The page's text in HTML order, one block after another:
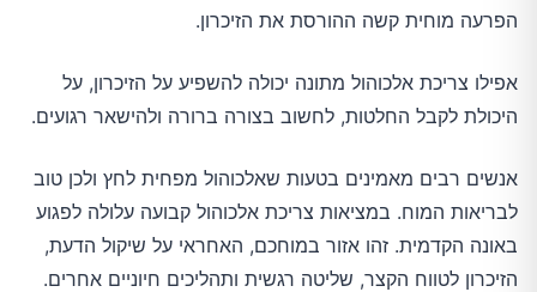
הפרעה מוחית קשה ההורסת את הזיכרון.
אפילו צריכת אלכוהול מתונה יכולה להשפיע על הזיכרון, על
היכולת לקבל החלטות, לחשוב בצורה ברורה ולהישאר רגועים.
אנשים רבים מאמינים בטעות שאלכוהול מפחית לחץ ולכן טוב
לבריאות המוח. במציאות צריכת אלכוהול קבועה עלולה לפגוע
באונה הקדמית. זהו אזור במוחכם, האחראי על שיקול הדעת,
הזיכרון לטווח הקצר, שליטה רגשית ותהליכים חיוניים אחרים.